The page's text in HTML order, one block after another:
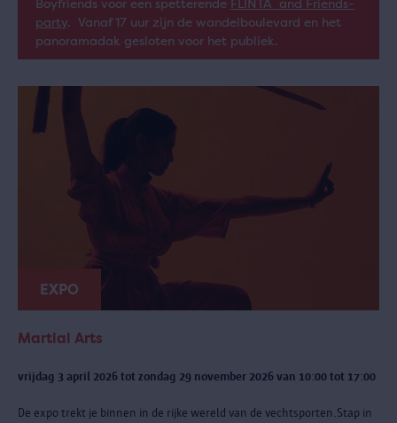
Boyfriends voor een spetterende FLINTA and Friends-
party. Vanaf 17 uur zijn de wandelboulevard en het
panoramadak gesloten voor het publiek.
EXPO
Martial Arts
vrijdag 3 april 2026 tot zondag 29 november 2026 van 10:00 tot 17:00
De expo trekt je binnen in de rijke wereld van de vechtsporten.Stap in